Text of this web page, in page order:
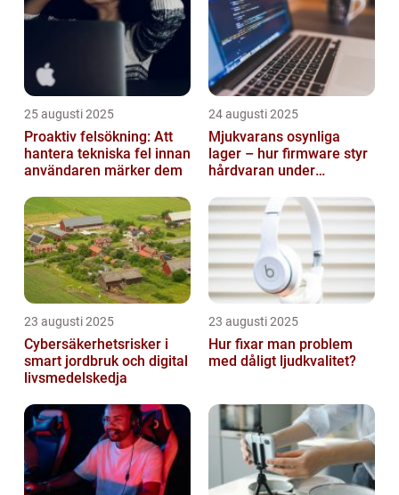
25 augusti 2025
Proaktiv felsökning: Att
hantera tekniska fel innan
användaren märker dem
24 augusti 2025
Mjukvarans osynliga
lager – hur firmware styr
hårdvaran under
23 augusti 2025
Cybersäkerhetsrisker i
smart jordbruk och digital
livsmedelskedja
23 augusti 2025
Hur fixar man problem
med dåligt ljudkvalitet?